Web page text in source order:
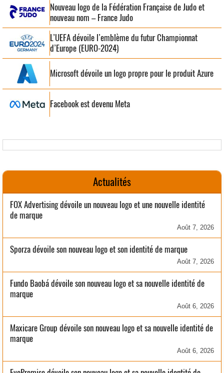
Nouveau logo de la Fédération Française de Judo et
nouveau nom – France Judo
L’UEFA dévoile l’emblème du futur Championnat
d’Europe (EURO-2024)
Microsoft dévoile un logo propre pour le produit Azure
Facebook est devenu Meta
Actualités
FOX Advertising dévoile un nouveau logo et une nouvelle identité
de marque
Août 7, 2026
Sporza dévoile son nouveau logo et son identité de marque
Août 7, 2026
Fundo Baobá dévoile son nouveau logo et sa nouvelle identité de
marque
Août 6, 2026
Maxicare Group dévoile son nouveau logo et sa nouvelle identité de
marque
Août 6, 2026